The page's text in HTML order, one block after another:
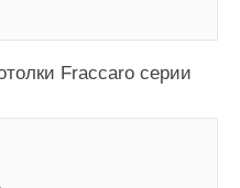
Fraccaro серии